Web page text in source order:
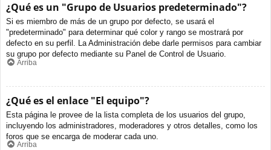
¿Qué es un "Grupo de Usuarios predeterminado"?
Si es miembro de más de un grupo por defecto, se usará el
"predeterminado" para determinar qué color y rango se mostrará por
defecto en su perfil. La Administración debe darle permisos para cambiar
su grupo por defecto mediante su Panel de Control de Usuario.
Arriba
¿Qué es el enlace "El equipo"?
Esta página le provee de la lista completa de los usuarios del grupo,
incluyendo los administradores, moderadores y otros detalles, como los
foros que se encarga de moderar cada uno.
Arriba